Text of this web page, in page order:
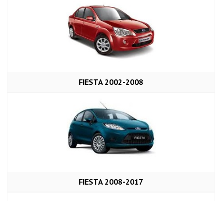
FIESTA 2002-2008
FIESTA 2008-2017